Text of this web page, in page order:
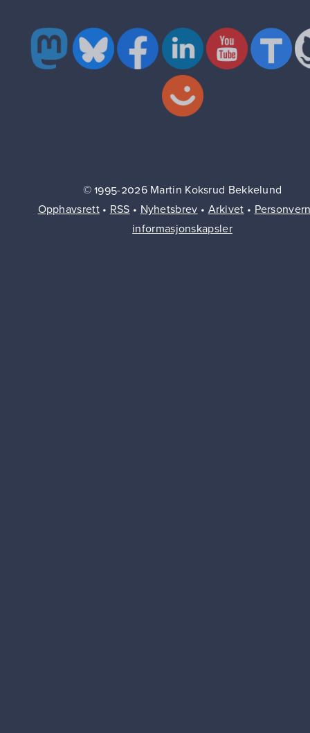
© 1995-2026 Martin Koksrud Bekkelund
Opphavsrett• RSS • Nyhetsbrev • Arkivet •
informasjonskapsler